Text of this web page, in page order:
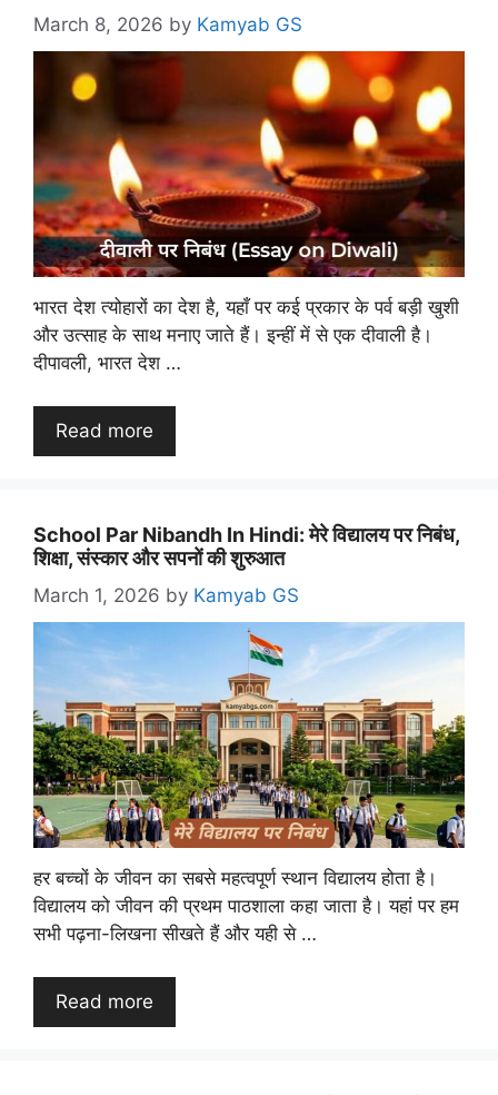
March 8, 2026 by Kamyab GS
भारत देश त्योहारों का देश है, यहाँ पर कई प्रकार के पर्व बड़ी खुशी
और उत्साह के साथ मनाए जाते हैं। इन्हीं में से एक दीवाली है।
दीपावली, भारत देश …
Read more
School Par Nibandh In Hindi: मेरे विद्यालय पर निबंध,
शिक्षा, संस्कार और सपनों की शुरुआत
March 1, 2026 by Kamyab GS
हर बच्चों के जीवन का सबसे महत्वपूर्ण स्थान विद्यालय होता है।
विद्यालय को जीवन की प्रथम पाठशाला कहा जाता है। यहां पर हम
सभी पढ़ना-लिखना सीखते हैं और यही से …
Read more